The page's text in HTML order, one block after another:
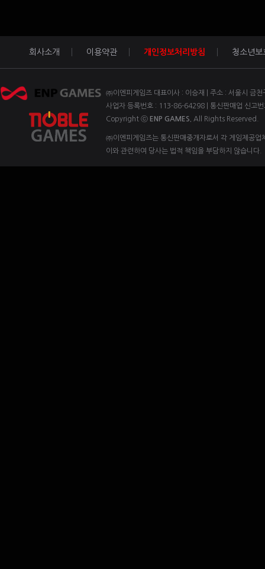
회사소개 이용약관 개인정보처리방침 청소년보
㈜이엔피게임즈 대표이사 : 이승재 | 주소 : 서울시
사업자 등록번호 : 113-86-64298 | 통신판매업 신고
Copyright ⓒ ENP GAMES. All Rights Reserved.
㈜이엔피게임즈는 통신판매중개자로서 각 게임제공
이와 관련하여 당사는 법적 책임을 부담하지 않습니다.